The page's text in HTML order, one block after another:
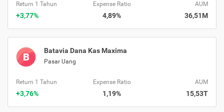
Return 1 Tahun
+3,77%
Expense Ratio
4,89%
AUM
36,51M
B
Batavia Dana Kas Maxima
Pasar Uang
Return 1 Tahun
+3,76%
Expense Ratio
1,19%
AUM
15,53T